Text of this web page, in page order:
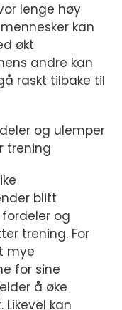
lenge høy
kan
økt
andre kan
raskt tilbake til
og ulemper
trening
blitt
og
trening. For
mye
for sine
å øke
kan